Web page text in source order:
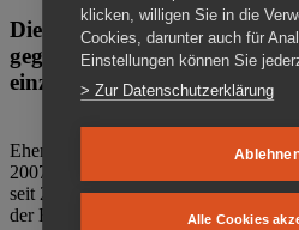
Die Gedenkstätte Zuchthaus
gegen das Vergessen.
einzigartig.
Ehemalige politische Häftlinge der
2007 den Verein
seit 2011 Eigentümer des
der Bautzener Straße und Träger der
klicken, willigen Sie in die
Cookies, darunter auch für
Einstellungen können Sie
> Zur Datenschutzerklärung
Alle Cookies